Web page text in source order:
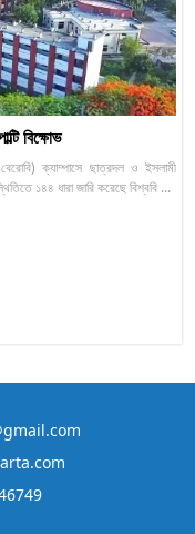
বিক্ষোভ
ক্যাম্পাসে ছাত্রদল ও ইসলামী
১৪৪ ধারা জারি করেছে বিশ্ববি ...